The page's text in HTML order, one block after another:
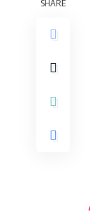
SHARE